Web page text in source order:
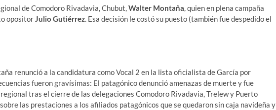
de Comodoro Rivadavia, Chubut,Walter Montaña, quien en plena campaña
opositorJulio Gutiérrez. Esa decisión le costó su puesto (también fue despedido el
renunció a la candidatura como Vocal 2 en la lista oficialista de García por
fueron gravísimas: El patagónico denunció amenazas de muerte y fue
tras el cierre de las delegaciones Comodoro Rivadavia, Trelew y Puerto
las prestaciones a los afiliados patagónicos que se quedaron sin caja navideña y